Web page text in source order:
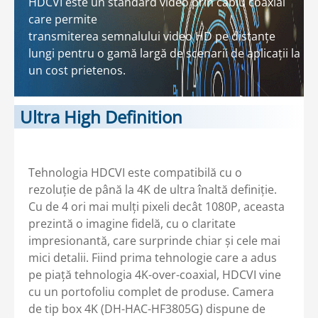
care permite
transmiterea semnalului video HD pe distanțe
lungi pentru o gamă largă de scenarii de aplicații la
un cost prietenos.
Ultra High Definition
Tehnologia HDCVI este compatibilă cu o
rezoluție de până la 4K de ultra înaltă definiție.
Cu de 4 ori mai mulți pixeli decât 1080P, aceasta
prezintă o imagine fidelă, cu o claritate
impresionantă, care surprinde chiar și cele mai
mici detalii. Fiind prima tehnologie care a adus
pe piață tehnologia 4K-over-coaxial, HDCVI vine
cu un portofoliu complet de produse. Camera
de tip box 4K (DH-HAC-HF3805G) dispune de